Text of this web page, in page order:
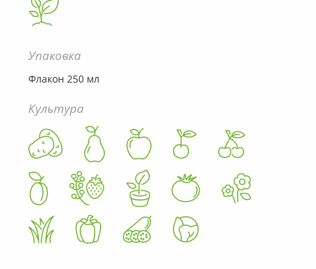
Упаковка
Флакон 250 мл
Культура